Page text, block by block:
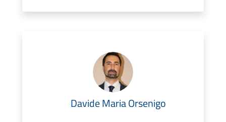
Davide Maria Orsenigo